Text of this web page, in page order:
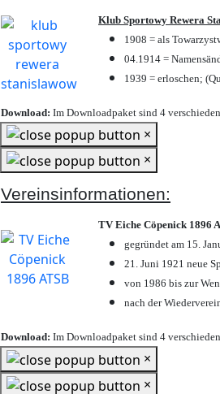
Klub Sportowy Rewera
1908 = als
04.1914 =
1939 = erloschen;
Download: Im Downloadpaket sind 4
×
×
Vereinsinformationen:
TV Eiche Cöpenick 1896
gegründet am 15.
21. Juni 1921 neue
von 1986 bis zur
nach der
Download: Im Downloadpaket sind 4
×
×